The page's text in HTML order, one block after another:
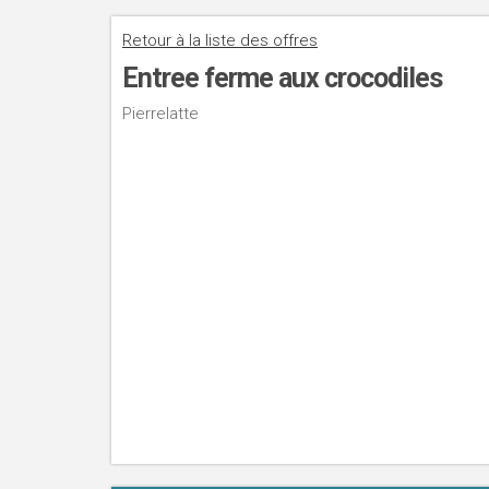
Retour à la liste des offres
Entree ferme aux crocodiles
Pierrelatte